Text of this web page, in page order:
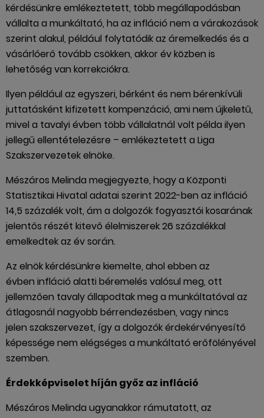
kérdésünkre emlékeztetett, több megállapodásban
vállalta a munkáltató, ha az infláció nem a várakozások
szerint alakul, például folytatódik az áremelkedés és a
vásárlóerő tovább csökken, akkor év közben is
lehetőség van korrekciókra.
Ilyen például az egyszeri, bérként és nem bérenkívüli
juttatásként kifizetett kompenzáció, ami nem újkeletű,
mivel a tavalyi évben több vállalatnál volt példa ilyen
jellegű ellentételezésre – emlékeztetett a Liga
Szakszervezetek elnöke.
Mészáros Melinda megjegyezte, hogy a Központi
Statisztikai Hivatal adatai szerint 2022-ben az infláció
14,5 százalék volt, ám a dolgozók fogyasztói kosarának
jelentős részét kitevő élelmiszerek 26 százalékkal
emelkedtek az év során.
Az elnök kérdésünkre kiemelte, ahol ebben az
évben infláció alatti béremelés valósul meg, ott
jellemzően tavaly állapodtak meg a munkáltatóval az
átlagosnál nagyobb bérrendezésben, vagy nincs
jelen szakszervezet, így a dolgozók érdekérvényesítő
képessége nem elégséges a munkáltató erőfölényével
szemben.
Érdekképviselet híján győz az infláció
Mészáros Melinda ugyanakkor rámutatott, az